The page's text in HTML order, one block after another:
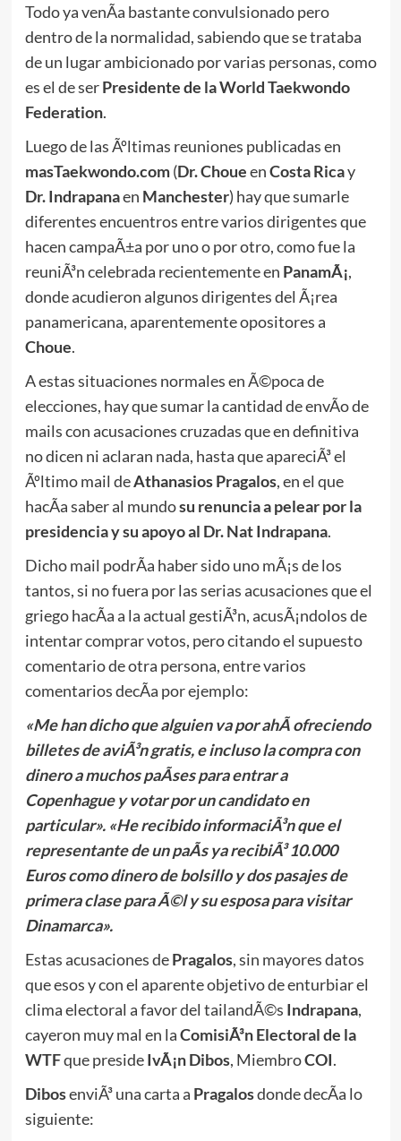
Todo ya venÃ­a bastante convulsionado pero
dentro de la normalidad, sabiendo que se trataba
de un lugar ambicionado por varias personas, como
es el de serPresidente de la World Taekwondo
Federation.
Luego de las Ãºltimas reuniones publicadas en
masTaekwondo.com(Dr. ChoueenCosta Ricay
Dr. Indrapanaen Manchester) hay que sumarle
diferentes encuentros entre varios dirigentes que
hacen campaÃ±a por uno o por otro, como fue la
reuniÃ³n celebrada recientemente en PanamÃ¡,
donde acudieron algunos dirigentes del Ã¡rea
panamericana, aparentemente opositores a
Choue.
A estas situaciones normales en Ã©poca de
elecciones, hay que sumar la cantidad de envÃ­o de
mails con acusaciones cruzadas que en definitiva
no dicen ni aclaran nada, hasta que apareciÃ³ el
Ãºltimo mail deAthanasios Pragalos, en el que
hacÃ­a saber al mundosu renuncia a pelear por la
presidencia y su apoyo al Dr. Nat Indrapana.
Dicho mail podrÃ­a haber sido uno mÃ¡s de los
tantos, si no fuera por las serias acusaciones que el
griego hacÃ­a a la actual gestiÃ³n, acusÃ¡ndolos de
intentar comprar votos, pero citando el supuesto
comentario de otra persona, entre varios
comentarios decÃ­a por ejemplo:
«Me han dicho que alguien va por ahÃ­ ofreciendo
billetes de aviÃ³n gratis, e incluso la compra con
dinero a muchos paÃ­ses para entrar a
Copenhague y votar por un candidato en
particular». «He recibido informaciÃ³n que el
representante de un paÃ­s ya recibiÃ³ 10.000
Euros como dinero de bolsillo y dos pasajes de
primera clase para Ã©l y su esposa para visitar
Dinamarca».
Estas acusaciones dePragalos, sin mayores datos
que esos y con el aparente objetivo de enturbiar el
clima electoral a favor del tailandÃ©s Indrapana,
cayeron muy mal en laComisiÃ³n Electoral de la
WTFque presideIvÃ¡n Dibos, MiembroCOI.
DibosenviÃ³ una carta a Pragalosdonde decÃ­a lo
siguiente: